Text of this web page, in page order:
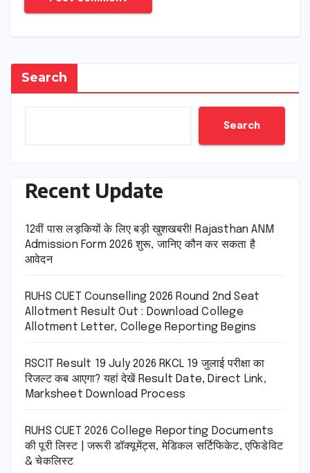
Search
Search
Recent Update
12वीं पास लड़कियों के लिए बड़ी खुशखबरी! Rajasthan ANM
Admission Form 2026 शुरू, जानिए कौन कर सकता है
आवेदन
RUHS CUET Counselling 2026 Round 2nd Seat
Allotment Result Out : Download College
Allotment Letter, College Reporting Begins
RSCIT Result 19 July 2026 RKCL 19 जुलाई परीक्षा का
रिजल्ट कब आएगा? यहां देखें Result Date, Direct Link,
Marksheet Download Process
RUHS CUET 2026 College Reporting Documents
की पूरी लिस्ट | जरूरी डॉक्यूमेंट्स, मेडिकल सर्टिफिकेट, एफिडेविट
& चेकलिस्ट